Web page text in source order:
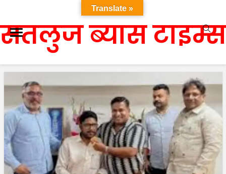
सतलुज ब्यास टाइम्स
Translate »